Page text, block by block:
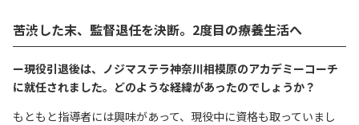
苦渋した末、監督退任を決断。2度目の療養生活へ
ー現役引退後は、ノジマステラ神奈川相模原のアカデミーコーチ
に就任されました。どのような経緯があったのでしょうか？
もともと指導者には興味があって、現役中に資格も取っていまし